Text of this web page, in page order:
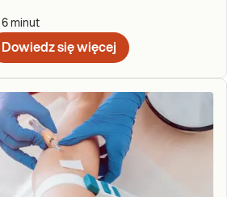
6 minut
Dowiedz się więcej